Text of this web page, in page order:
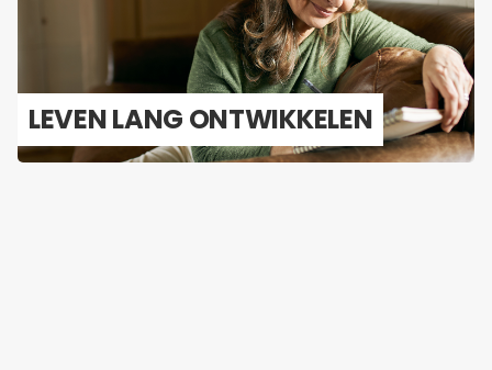
LEVEN LANG ONT­WIK­KE­LEN